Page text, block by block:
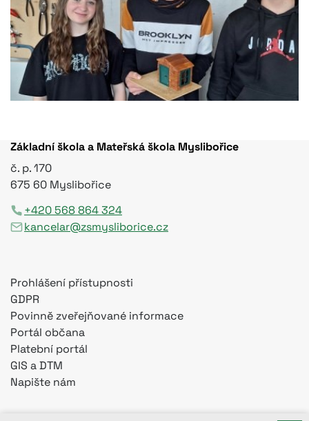
Základní škola a Mateřská škola Myslibořice
č. p. 170
675 60 Myslibořice
+420 568 864 324
kancelar@zsmysliborice.cz
Prohlášení přístupnosti
GDPR
Povinně zveřejňované informace
Portál občana
Platební portál
GIS a DTM
Napište nám